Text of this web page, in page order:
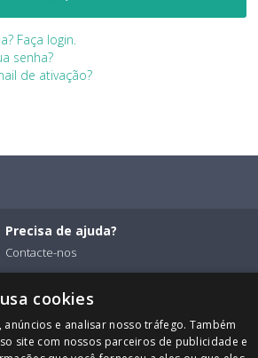
Faça login.
senha?
de ativação?
Precisa de ajuda?
Contacte-nos
cookies
e analisar nosso tráfego. Também
site com nossos parceiros de publicidade e